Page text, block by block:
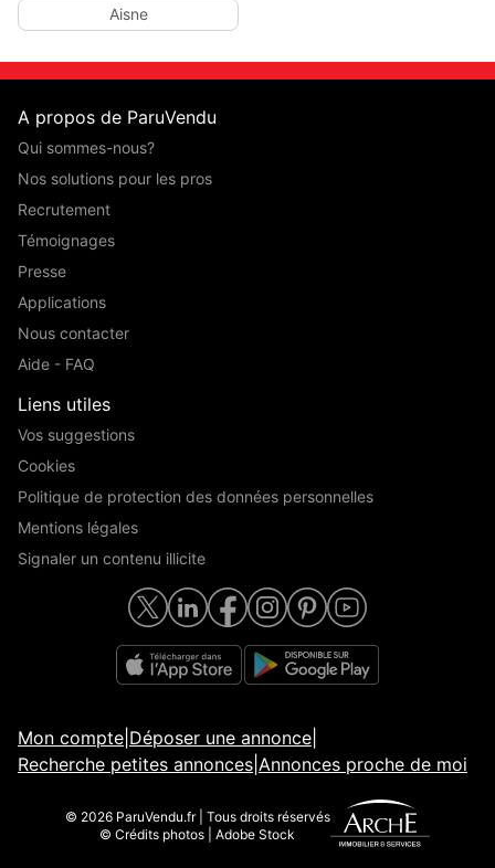
Aisne
A propos de ParuVendu
Qui sommes-nous?
Nos solutions pour les pros
Recrutement
Témoignages
Presse
Applications
Nous contacter
Aide - FAQ
Liens utiles
Vos suggestions
Cookies
Politique de protection des données personnelles
Mentions légales
Signaler un contenu illicite
Mon compte Déposer une annonce
Recherche petites annonces Annonces proche de moi
© 2026 ParuVendu.fr | Tous droits réservés
© Crédits photos | Adobe Stock